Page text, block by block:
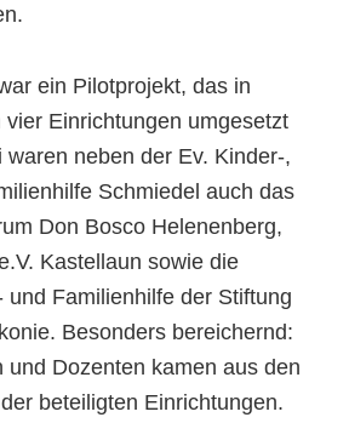
ein Pilotprojekt, das in
vier Einrichtungen umgesetzt
neben der Ev. Kinder-,
Schmiedel auch das
Don Bosco Helenenberg,
Kastellaun sowie die
und Familienhilfe der Stiftung
Besonders bereichernd:
und Dozenten kamen aus den
beteiligten Einrichtungen.